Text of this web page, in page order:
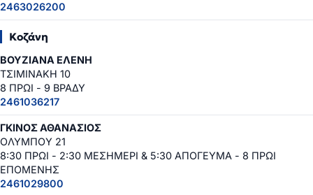
2463026200
Κοζάνη
ΒΟΥΖΙΑΝΑ ΕΛΕΝΗ
ΤΣΙΜΙΝΑΚΗ 10
8 ΠΡΩΙ - 9 ΒΡΑΔΥ
2461036217
ΓΚΙΝΟΣ ΑΘΑΝΑΣΙΟΣ
ΟΛΥΜΠΟΥ 21
8:30 ΠΡΩΙ - 2:30 ΜΕΣΗΜΕΡΙ & 5:30 ΑΠΟΓΕΥΜΑ - 8 ΠΡΩΙ
ΕΠΟΜΕΝΗΣ
2461029800